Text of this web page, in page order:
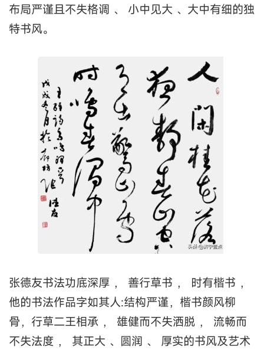
布局严谨且不失格调 、 小中见大 、大中有细的独
特书风。
张德友书法功底深厚 ， 善行草书 ， 时有楷书 ，
他的书法作品字如其人:结构严谨，楷书颜风柳
骨，行草二王相承 ， 雄健而不失洒脱 ， 流畅而
不失法度 ， 其正大 、圆润 、 厚实的书风及艺术